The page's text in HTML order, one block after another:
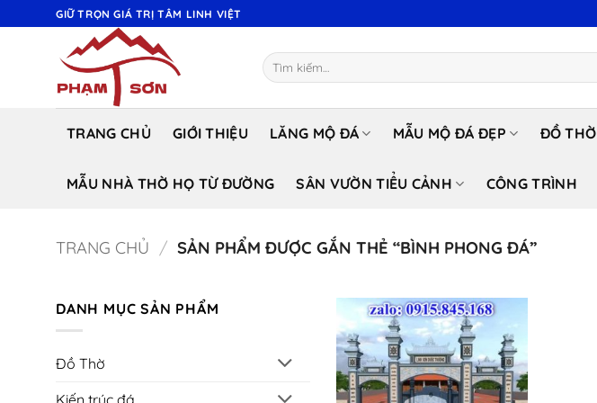
qua
GIỮ TRỌN GIÁ TRỊ TÂM LINH VIỆT
Tìm
kiếm:
TRANG CHỦ GIỚI THIỆU LĂNG MỘ ĐÁ MẪU MỘ ĐÁ ĐẸP ĐỒ THỜ
MẪU NHÀ THỜ HỌ TỪ ĐƯỜNG SÂN VƯỜN TIỂU CẢNH CÔNG TRÌNH
TRANG CHỦ / SẢN PHẨM ĐƯỢC GẮN THẺ “BÌNH PHONG ĐÁ”
DANH MỤC SẢN PHẨM
Đồ Thờ